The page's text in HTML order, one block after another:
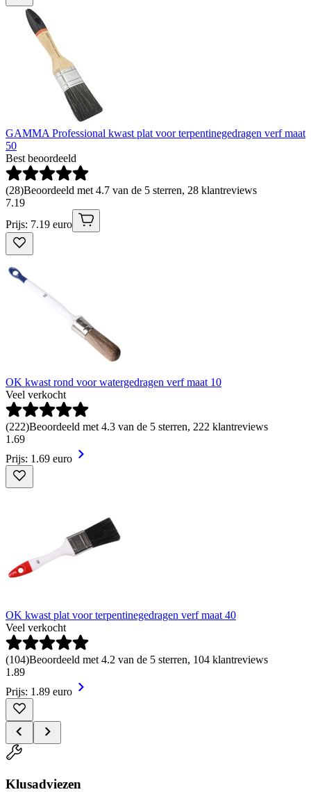
GAMMA Professional kwast plat voor terpentinegedragen verf maat
50
Best beoordeeld
(28)Beoordeeld met 4.7 van de 5 sterren, 28 klantreviews
7.19
Prijs: 7.19 euro
OK kwast rond voor watergedragen verf maat 10
Veel verkocht
(222)Beoordeeld met 4.3 van de 5 sterren, 222 klantreviews
1 .69
Prijs: 1.69 euro
OK kwast plat voor terpentinegedragen verf maat 40
Veel verkocht
(104)Beoordeeld met 4.2 van de 5 sterren, 104 klantreviews
1 .89
Prijs: 1.89 euro
Klusadviezen